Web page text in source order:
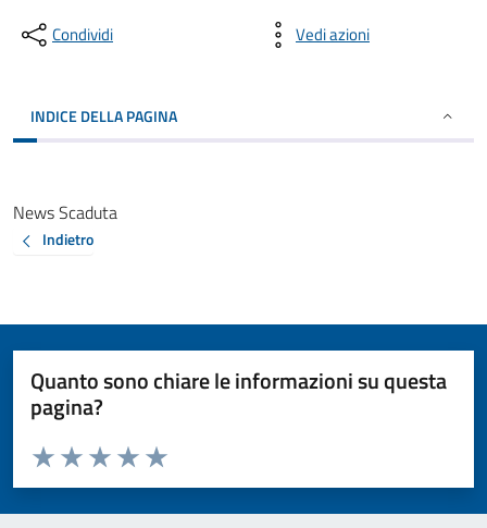
Condividi Vedi azioni
INDICE DELLA PAGINA
News Scaduta
Indietro
Quanto sono chiare le informazioni su questa
pagina?
Valuta da 1 a 5 stelle la pagina
Valuta 5 stelle su 5
Valuta 4 stelle su 5
Valuta 3 stelle su 5
Valuta 2 stelle su 5
Valuta 1 stelle su 5